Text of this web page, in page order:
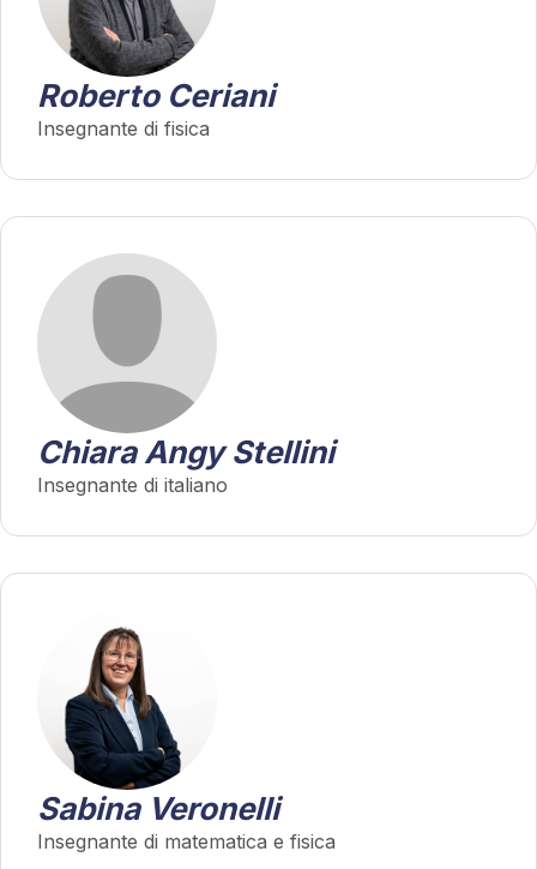
Roberto Ceriani
Insegnante di fisica
Chiara Angy Stellini
Insegnante di italiano
Sabina Veronelli
Insegnante di matematica e fisica